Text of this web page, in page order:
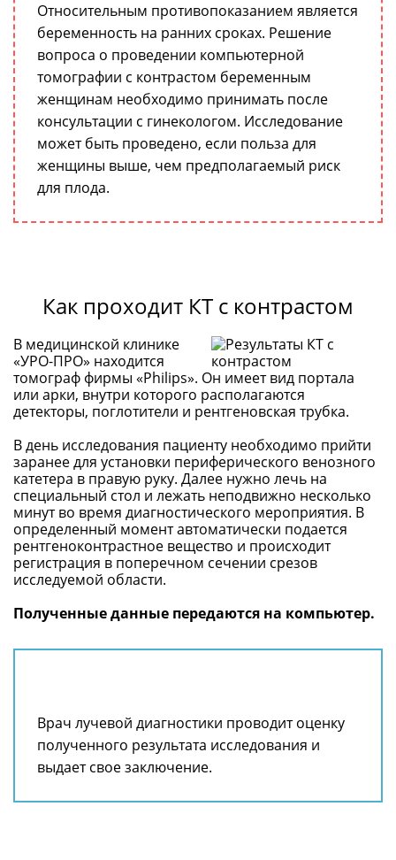
Относительным противопоказанием является
беременность на ранних сроках. Решение
вопроса о проведении компьютерной
томографии с контрастом беременным
женщинам необходимо принимать после
консультации с гинекологом. Исследование
может быть проведено, если польза для
женщины выше, чем предполагаемый риск
для плода.
Как проходит КТ с контрастом
В медицинской клинике
«УРО-ПРО» находится
томограф фирмы «Philips». Он имеет вид портала
или арки, внутри которого располагаются
детекторы, поглотители и рентгеновская трубка.
В день исследования пациенту необходимо прийти
заранее для установки периферического венозного
катетера в правую руку. Далее нужно лечь на
специальный стол и лежать неподвижно несколько
минут во время диагностического мероприятия. В
определенный момент автоматически подается
рентгеноконтрастное вещество и происходит
регистрация в поперечном сечении срезов
исследуемой области.
Полученные данные передаются на компьютер.
Врач лучевой диагностики проводит оценку
полученного результата исследования и
выдает свое заключение.